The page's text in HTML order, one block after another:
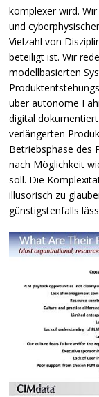
komplexer wird.
und
Vielzahl von
beteiligt ist. Wir
modellbasierten
über autonome
digital
verlängerten
Betriebsphase des
nach Möglichkeit
soll. Die
illusorisch zu
günstigstenfalls